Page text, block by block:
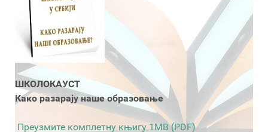
ШКОЛОКАУСТ
Како разарају наше образовање
Преузмите комплетну књигу 1MB (PDF)